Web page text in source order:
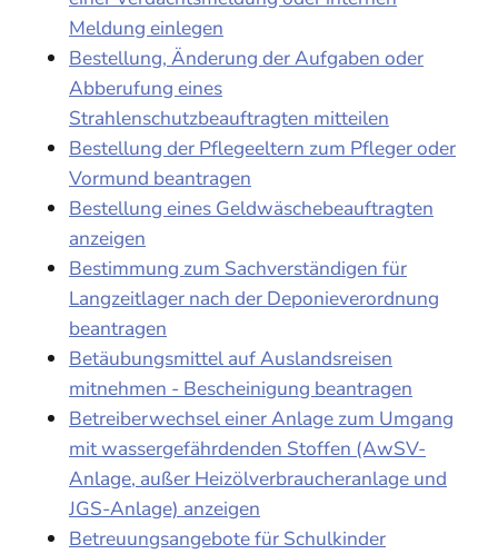
Meldung einlegen
Bestellung, Änderung der Aufgaben oder
Abberufung eines
Strahlenschutzbeauftragten mitteilen
Bestellung der Pflegeeltern zum Pfleger oder
Vormund beantragen
Bestellung eines Geldwäschebeauftragten
anzeigen
Bestimmung zum Sachverständigen für
Langzeitlager nach der Deponieverordnung
beantragen
Betäubungsmittel auf Auslandsreisen
mitnehmen - Bescheinigung beantragen
Betreiberwechsel einer Anlage zum Umgang
mit wassergefährdenden Stoffen (AwSV-
Anlage, außer Heizölverbraucheranlage und
JGS-Anlage) anzeigen
Betreuungsangebote für Schulkinder